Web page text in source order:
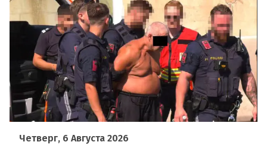
Четверг, 6 Августа 2026